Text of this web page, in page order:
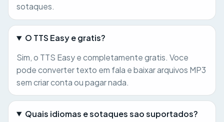
sotaques.
O TTS Easy e gratis?
Sim, o TTS Easy e completamente gratis. Voce
pode converter texto em fala e baixar arquivos MP3
sem criar conta ou pagar nada.
Quais idiomas e sotaques sao suportados?